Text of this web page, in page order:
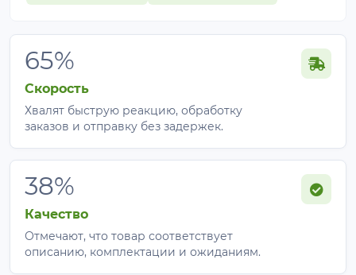
65%
Скорость
Хвалят быструю реакцию, обработку
заказов и отправку без задержек.
38%
Качество
Отмечают, что товар соответствует
описанию, комплектации и ожиданиям.